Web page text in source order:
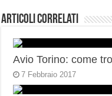
Articoli correlati
Avio Torino: come
7 Febbraio 2017